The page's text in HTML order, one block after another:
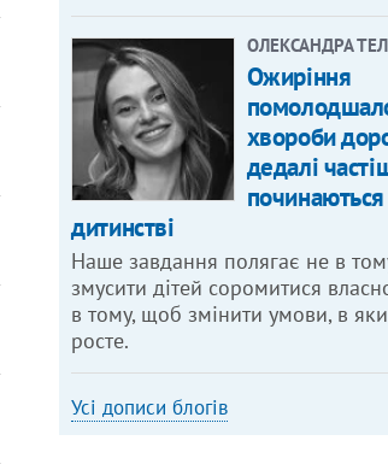
ОЛЕКСАНДРА
Ожиріння
хвороби
дедалі
дитинстві
Наше завдання полягає не в
змусити дітей соромитися
в тому, щоб змінити умови, в
росте.
Усі дописи блогів